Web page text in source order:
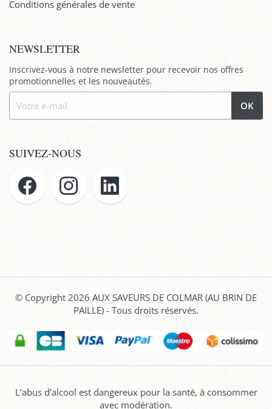
Conditions générales de vente
NEWSLETTER
Inscrivez-vous à notre newsletter pour recevoir nos offres
promotionnelles et les nouveautés.
OK
SUIVEZ-NOUS
© Copyright 2026 AUX SAVEURS DE COLMAR (AU BRIN DE
PAILLE) - Tous droits réservés.
L’abus d’alcool est dangereux pour la santé, à consommer
avec modération.